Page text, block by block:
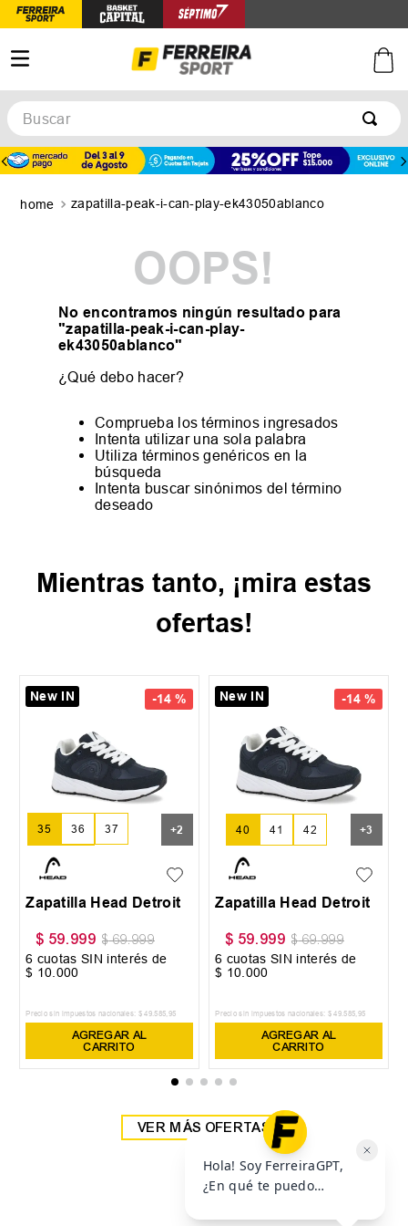
Buscar
zapatilla-peak-i-can-play-ek43050ablanco
OOPS!
No encontramos ningún resultado para
"zapatilla-peak-i-can-play-
ek43050ablanco"
¿Qué debo hacer?
Comprueba los términos ingresados
Intenta utilizar una sola palabra
Utiliza términos genéricos en la
búsqueda
Intenta buscar sinónimos del término
deseado
Mientras tanto, ¡mira estas
ofertas!
-14 %
New IN
35 36 37
38
+2
Zapatilla Head Detroit
$ 59.999 $ 69.999
6 cuotas SIN interés de
$ 10 000
Precio sin impuestos nacionales: $ 49.585,95
AGREGAR AL
CARRITO
-14 %
New IN
40 41 42 +3
Zapatilla Head Detroit
$ 59.999 $ 69.999
6 cuotas SIN interés de
$ 10 000
Precio sin impuestos nacionales: $ 49.585,95
AGREGAR AL
CARRITO
VER MÁS OFERTAS
TÉRMINOS MÁS BUSCADOS
zapatillas
zapatillas mujer
zapatillas adidas